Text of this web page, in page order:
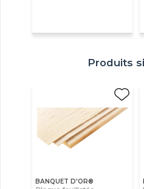
Produits
BANQUET D'OR®